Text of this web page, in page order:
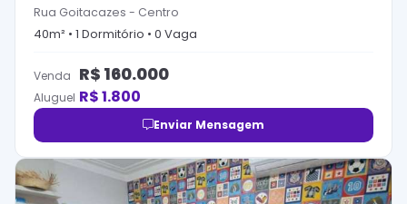
Rua Goitacazes - Centro
40m² • 1 Dormitório • 0 Vaga
Venda R$ 160.000
Aluguel R$1.800
Enviar Mensagem